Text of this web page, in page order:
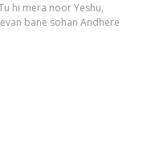
hi mera noor Yeshu,
bane sohan Andhere